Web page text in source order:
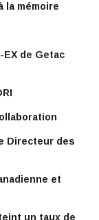
la mémoire
EX de Getac
Directeur des
et
un taux de